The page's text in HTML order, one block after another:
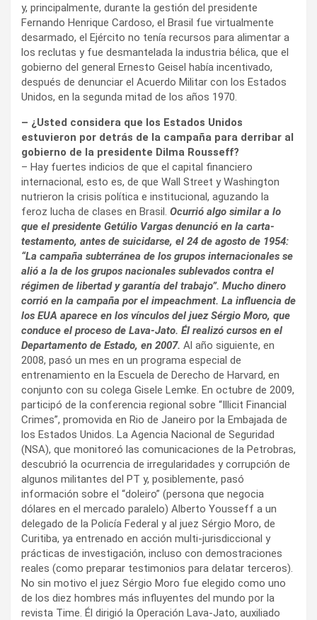
y, principalmente, durante la gestión del presidente
Fernando Henrique Cardoso, el Brasil fue virtualmente
desarmado, el Ejército no tenía recursos para alimentar a
los reclutas y fue desmantelada la industria bélica, que el
gobierno del general Ernesto Geisel había incentivado,
después de denunciar el Acuerdo Militar con los Estados
Unidos, en la segunda mitad de los años 1970.
– ¿Usted considera que los Estados Unidos
estuvieron por detrás de la campaña para derribar al
gobierno de la presidente Dilma Rousseff?
– Hay fuertes indicios de que el capital financiero
internacional, esto es, de que Wall Street y Washington
nutrieron la crisis política e institucional, aguzando la
feroz lucha de clases en Brasil. Ocurrió algo similar a lo
que el presidente Getúlio Vargas denunció en la carta-
testamento, antes de suicidarse, el 24 de agosto de 1954:
“La campaña subterránea de los grupos internacionales se
alió a la de los grupos nacionales sublevados contra el
régimen de libertad y garantía del trabajo”. Mucho dinero
corrió en la campaña por el impeachment. La influencia de
los EUA aparece en los vínculos del juez Sérgio Moro, que
conduce el proceso de Lava-Jato. Él realizó cursos en el
Departamento de Estado, en 2007. Al año siguiente, en
2008, pasó un mes en un programa especial de
entrenamiento en la Escuela de Derecho de Harvard, en
conjunto con su colega Gisele Lemke. En octubre de 2009,
participó de la conferencia regional sobre “Illicit Financial
Crimes”, promovida en Rio de Janeiro por la Embajada de
los Estados Unidos. La Agencia Nacional de Seguridad
(NSA), que monitoreó las comunicaciones de la Petrobras,
descubrió la ocurrencia de irregularidades y corrupción de
algunos militantes del PT y, posiblemente, pasó
información sobre el “doleiro” (persona que negocia
dólares en el mercado paralelo) Alberto Yousseff a un
delegado de la Policía Federal y al juez Sérgio Moro, de
Curitiba, ya entrenado en acción multi-jurisdiccional y
prácticas de investigación, incluso con demostraciones
reales (como preparar testimonios para delatar terceros).
No sin motivo el juez Sérgio Moro fue elegido como uno
de los diez hombres más influyentes del mundo por la
revista Time. Él dirigió la Operación Lava-Jato, auxiliado